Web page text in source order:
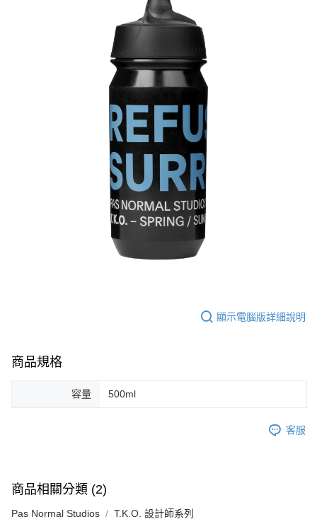
顯示電腦版詳細說明
商品規格
容量 500ml
客服
商品相關分類 (2)
Pas Normal Studios T.K.O. 設計師系列